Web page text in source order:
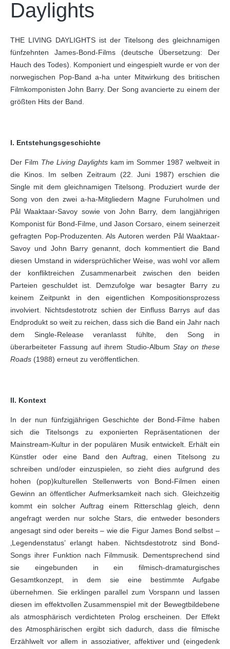
Daylights
THE LIVING DAYLIGHTS ist der Titelsong des gleichnamigen
fünfzehnten James-Bond-Films (deutsche Übersetzung: Der
Hauch des Todes). Komponiert und eingespielt wurde er von der
norwegischen Pop-Band a-ha unter Mitwirkung des britischen
Filmkomponisten John Barry. Der Song avancierte zu einem der
größten Hits der Band.
I. Entstehungsgeschichte
Der Film The Living Daylightskam im Sommer 1987 weltweit in
die Kinos. Im selben Zeitraum (22. Juni 1987) erschien die
Single mit dem gleichnamigen Titelsong. Produziert wurde der
Song von den zwei a-ha-Mitgliedern Magne Furuholmen und
Pål Waaktaar-Savoy sowie von John Barry, dem langjährigen
Komponist für Bond-Filme, und Jason Corsaro, einem seinerzeit
gefragten Pop-Produzenten. Als Autoren werden Pål Waaktaar-
Savoy und John Barry genannt, doch kommentiert die Band
diesen Umstand in widersprüchlicher Weise, was wohl vor allem
der konfliktreichen Zusammenarbeit zwischen den beiden
Parteien geschuldet ist. Demzufolge war besagter Barry zu
keinem Zeitpunkt in den eigentlichen Kompositionsprozess
involviert. Nichtsdestotrotz schien der Einfluss Barrys auf das
Endprodukt so weit zu reichen, dass sich die Band ein Jahr nach
dem Single-Release veranlasst fühlte, den Song in
überarbeiteter Fassung auf ihrem Studio-Album Stay on these
Roads (1988) erneut zu veröffentlichen.
II. Kontext
In der nun fünfzigjährigen Geschichte der Bond-Filme haben
sich die Titelsongs zu exponierten Repräsentationen der
Mainstream-Kultur in der populären Musik entwickelt. Erhält ein
Künstler oder eine Band den Auftrag, einen Titelsong zu
schreiben und/oder einzuspielen, so zieht dies aufgrund des
hohen (pop)kulturellen Stellenwerts von Bond-Filmen einen
Gewinn an öffentlicher Aufmerksamkeit nach sich. Gleichzeitig
kommt ein solcher Auftrag einem Ritterschlag gleich, denn
angefragt werden nur solche Stars, die entweder besonders
angesagt sind oder bereits – wie die Figur James Bond selbst –
‚Legendenstatus’ erlangt haben. Nichtsdestotrotz sind Bond-
Songs ihrer Funktion nach Filmmusik. Dementsprechend sind
sie eingebunden in ein filmisch-dramaturgisches
Gesamtkonzept, in dem sie eine bestimmte Aufgabe
übernehmen. Sie erklingen parallel zum Vorspann und lassen
diesen im effektvollen Zusammenspiel mit der Bewegtbildebene
als atmosphärisch verdichteten Prolog erscheinen. Der Effekt
des Atmosphärischen ergibt sich dadurch, dass die filmische
Erzählwelt vor allem in assoziativer, affektiver und (eingedenk